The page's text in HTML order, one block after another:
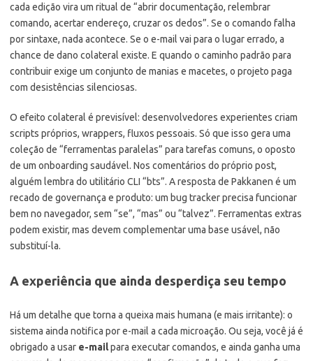
cada edição vira um ritual de “abrir documentação, relembrar
comando, acertar endereço, cruzar os dedos”. Se o comando falha
por sintaxe, nada acontece. Se o e-mail vai para o lugar errado, a
chance de dano colateral existe. E quando o caminho padrão para
contribuir exige um conjunto de manias e macetes, o projeto paga
com desistências silenciosas.
O efeito colateral é previsível: desenvolvedores experientes criam
scripts próprios, wrappers, fluxos pessoais. Só que isso gera uma
coleção de “ferramentas paralelas” para tarefas comuns, o oposto
de um onboarding saudável. Nos comentários do próprio post,
alguém lembra do utilitário CLI “bts”. A resposta de Pakkanen é um
recado de governança e produto: um bug tracker precisa funcionar
bem no navegador, sem “se”, “mas” ou “talvez”. Ferramentas extras
podem existir, mas devem complementar uma base usável, não
substituí-la.
A experiência que ainda desperdiça seu tempo
Há um detalhe que torna a queixa mais humana (e mais irritante): o
sistema ainda notifica por e-mail a cada microação. Ou seja, você já é
obrigado a usar e-mailpara executar comandos, e ainda ganha uma